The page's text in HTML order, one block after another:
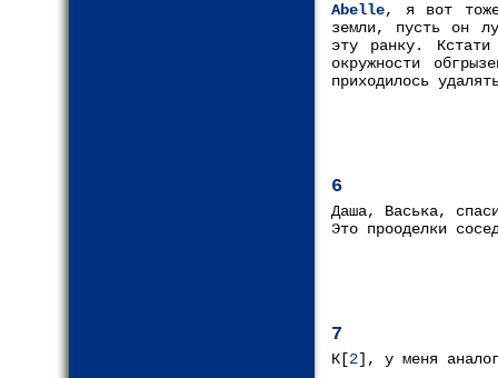
Abelle, я вот
земли, пусть он
эту ранку.
окружности
приходилось
6
Даша, Васька,
Это прооделки
7
К[2], у меня